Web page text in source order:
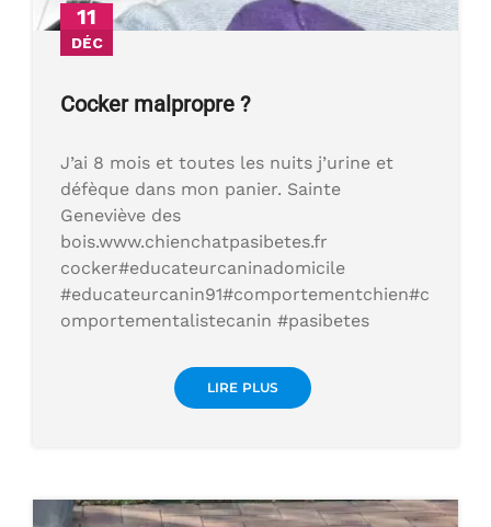
11
DÉC
Cocker malpropre ?
J’ai 8 mois et toutes les nuits j’urine et
défèque dans mon panier. Sainte
Geneviève des
bois.www.chienchatpasibetes.fr
cocker#educateurcaninadomicile
#educateurcanin91#comportementchien#c
omportementalistecanin #pasibetes
LIRE PLUS